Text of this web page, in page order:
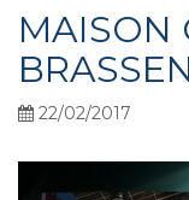
MAISON
22/02/2017